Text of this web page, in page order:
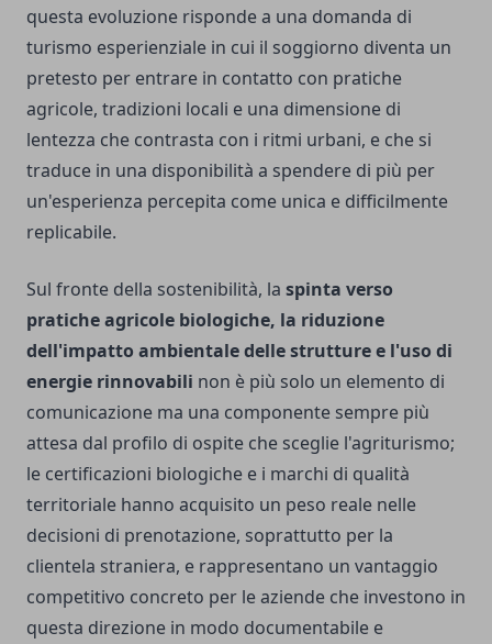
questa evoluzione risponde a una domanda di
turismo esperienziale in cui il soggiorno diventa un
pretesto per entrare in contatto con pratiche
agricole, tradizioni locali e una dimensione di
lentezza che contrasta con i ritmi urbani, e che si
traduce in una disponibilità a spendere di più per
un'esperienza percepita come unica e difficilmente
replicabile.
Sul fronte della sostenibilità, la spinta verso
pratiche agricole biologiche, la riduzione
dell'impatto ambientale delle strutture e l'uso di
energie rinnovabili non è più solo un elemento di
comunicazione ma una componente sempre più
attesa dal profilo di ospite che sceglie l'agriturismo;
le certificazioni biologiche e i marchi di qualità
territoriale hanno acquisito un peso reale nelle
decisioni di prenotazione, soprattutto per la
clientela straniera, e rappresentano un vantaggio
competitivo concreto per le aziende che investono in
questa direzione in modo documentabile e